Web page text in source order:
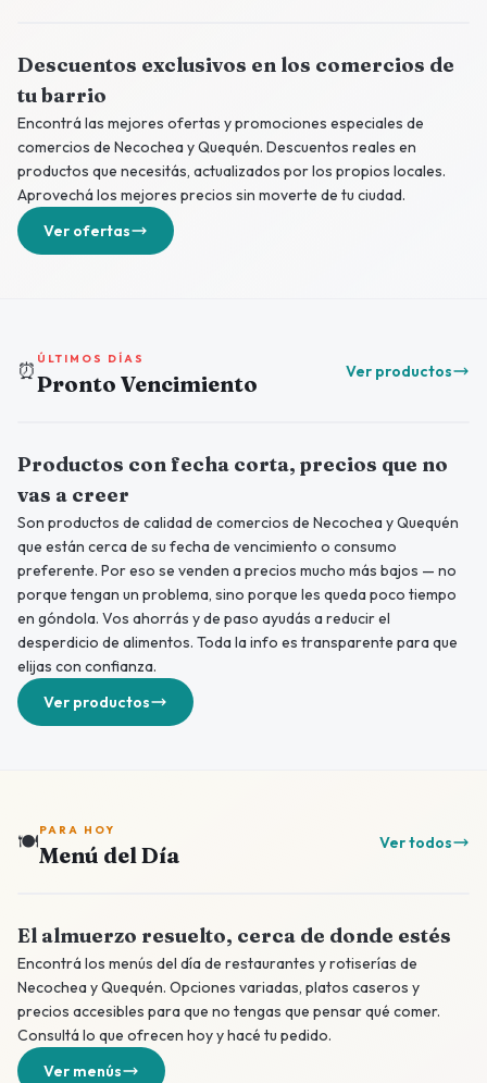
Descuentos exclusivos en los comercios de
tu barrio
Encontrá las mejores ofertas y promociones especiales de
comercios de Necochea y Quequén. Descuentos reales en
productos que necesitás, actualizados por los propios locales.
Aprovechá los mejores precios sin moverte de tu ciudad.
Ver ofertas
⏰ ÚLTIMOS DÍAS
Pronto Vencimiento Ver productos
Productos con fecha corta, precios que no
vas a creer
Son productos de calidad de comercios de Necochea y Quequén
que están cerca de su fecha de vencimiento o consumo
preferente. Por eso se venden a precios mucho más bajos — no
porque tengan un problema, sino porque les queda poco tiempo
en góndola. Vos ahorrás y de paso ayudás a reducir el
desperdicio de alimentos. Toda la info es transparente para que
elijas con confianza.
Ver productos
🍽️PARA HOY
Menú del Día Ver todos
El almuerzo resuelto, cerca de donde estés
Encontrá los menús del día de restaurantes y rotiserías de
Necochea y Quequén. Opciones variadas, platos caseros y
precios accesibles para que no tengas que pensar qué comer.
Consultá lo que ofrecen hoy y hacé tu pedido.
Ver menús